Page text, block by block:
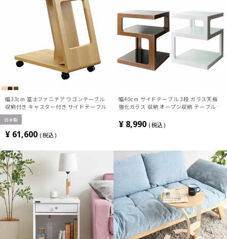
幅33cm 冨士ファニチア ワゴンテーブル
収納付き キャスター付き サイドテーブル
日本製
¥ 61,600 税込
幅40cm サイドテーブル 3段 ガラス天板
強化ガラス 収納 オープン収納 テーブル
¥ 8,990 税込